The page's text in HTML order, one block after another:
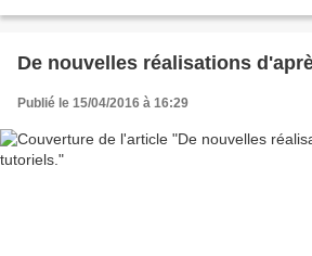
De nouvelles réalisations
Publié le 15/04/2016 à 16:29